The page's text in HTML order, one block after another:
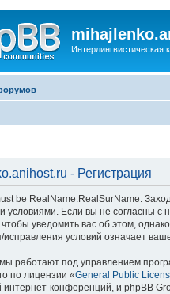
- Регистрация
be RealName.RealSurName.
условиями. Если вы не согласны с
уведомить вас об этом,
условий означает
работают под управлением
по лицензии «General Public
конференций, и phpBB